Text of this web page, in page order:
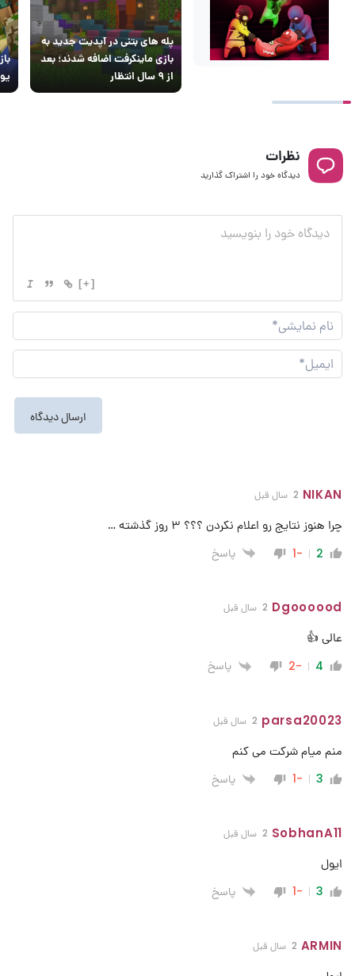
پله های بتنی در آپدیت جدید به
بازی ماینکرفت اضافه شدند؛ بعد
از ۹ سال انتظار
نظرات
دیدگاه خود را اشتراک گذارید
[+]
نام
NIKAN 2 سال قبل
چرا هنوز نتایج رو اعلام نکردن ؟؟؟ ۳ روز گذشته …
2
-1 پاسخ
Dgoooood 2 سال قبل
عالی 👍
4
-2 پاسخ
parsa20023 2 سال قبل
منم میام شرکت می کنم
3
-1 پاسخ
SobhanA11 2 سال قبل
ایول
3
-1 پاسخ
ARMIN 2 سال قبل